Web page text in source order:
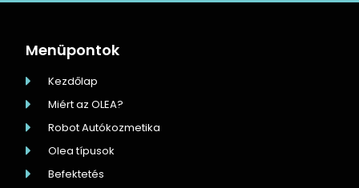
Menüpontok
Kezdőlap
Miért az OLEA?
Robot Autókozmetika
Olea típusok
Befektetés